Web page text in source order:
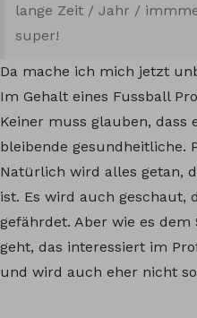
lange Zeit / Jahr /
super!
Da mache ich mich jetzt
Im Gehalt eines Fussball
Keiner muss glauben, dass
bleibende gesundheitliche.
Natürlich wird alles getan,
ist. Es wird auch geschaut,
gefährdet. Aber wie es
geht, das interessiert im
und wird auch eher nicht